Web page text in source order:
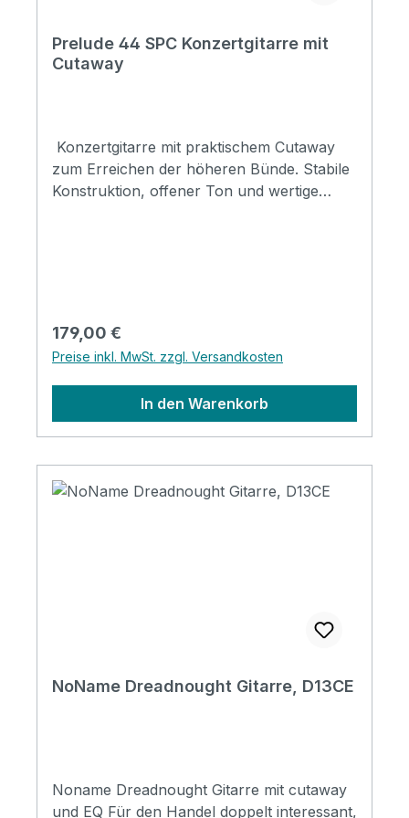
Prelude 44 SPC Konzertgitarre mit
Cutaway
Konzertgitarre mit praktischem Cutaway
zum Erreichen der höheren Bünde. Stabile
Konstruktion, offener Ton und wertige
ABS
Regulärer Preis:
179,00 €
Preise inkl. MwSt. zzgl. Versandkosten
In den Warenkorb
NoName Dreadnought Gitarre, D13CE
Noname Dreadnought Gitarre mit cutaway
und EQ Für den Handel doppelt interessant,